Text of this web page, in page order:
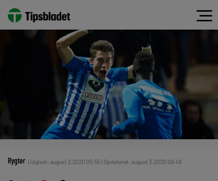
Rygter Udgivet: august 3, 2020 05:55 | Opdateret: august 3, 2020 09:49